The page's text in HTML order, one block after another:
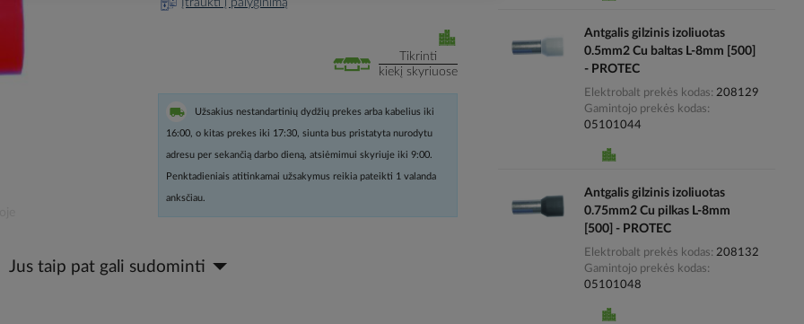
Įtraukti į palyginimą
Tikrinti
kiekį skyriuose
Užsakius nestandartinių dydžių prekes arba kabelius iki
16:00, o kitas prekes iki 17:30, siunta bus pristatyta nurodytu
adresu per sekančią darbo dieną, atsiėmimui skyriuje iki 9:00.
Penktadieniais atitinkamai užsakymus reikia pateikti 1 valanda
anksčiau.
Jus taip pat gali sudominti
Antgalis gilzinis izoliuotas
0.5mm2 Cu baltas L-8mm [500]
- PROTEC
Elektrobalt prekės kodas
208129
Gamintojo prekės kodas
05101044
Antgalis gilzinis izoliuotas
0.75mm2 Cu pilkas L-8mm
[500] - PROTEC
Elektrobalt prekės kodas
208132
Gamintojo prekės kodas
05101048